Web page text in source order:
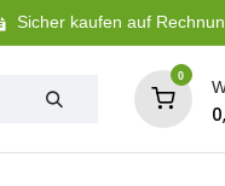
Sicher kaufen auf
0